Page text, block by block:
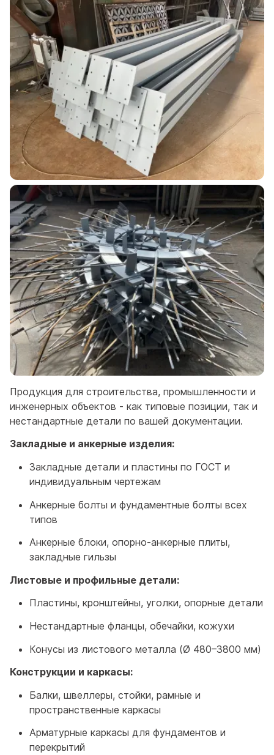
Продукция для строительства, промышленности и
инженерных объектов - как типовые позиции, так и
нестандартные детали по вашей документации.
Закладные и анкерные изделия:
Закладные детали и пластины по ГОСТ и
индивидуальным чертежам
Анкерные болты и фундаментные болты всех
типов
Анкерные блоки, опорно-анкерные плиты,
закладные гильзы
Листовые и профильные детали:
Пластины, кронштейны, уголки, опорные детали
Нестандартные фланцы, обечайки, кожухи
Конусы из листового металла (Ø 480–3800 мм)
Конструкции и каркасы:
Балки, швеллеры, стойки, рамные и
пространственные каркасы
Арматурные каркасы для фундаментов и
перекрытий